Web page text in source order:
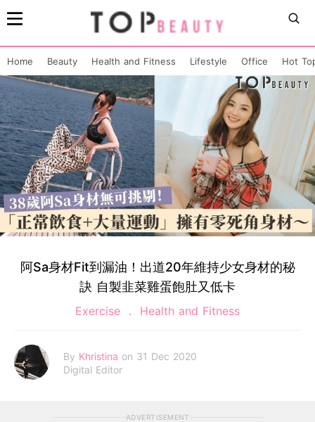
Home Beauty Health and Fitness Lifestyle Office Hot
阿Sa身材Fit到漏油！出道20年維持少女身材的秘
訣 自製韭菜雞蛋飽肚又低卡
Exercise Health and Fitness
By Khristina on 31 Dec 2020
Digital Editor
ADVERTISEMENT